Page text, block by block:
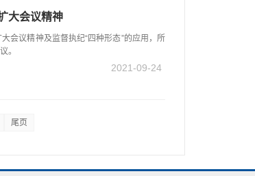
大会议精神
会议精神及监督执纪“四种形态”的应用，所
。
2021-09-24
尾页